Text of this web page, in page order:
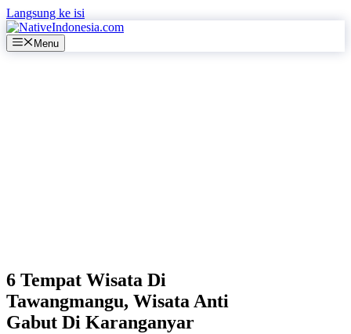
Langsung ke isi
Menu
6 Tempat Wisata Di
Tawangmangu, Wisata Anti
Gabut Di Karanganyar